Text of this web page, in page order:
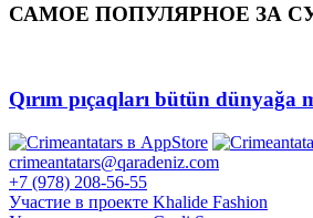
САМОЕ ПОПУЛЯРНОЕ ЗА
Qırım pıçaqları bütün dünyağa
crimeantatars@qaradeniz.com
+7 (978) 208-56-55
Участие в проекте Khalide Fashion